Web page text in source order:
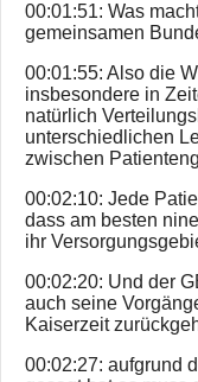
00:01:51: Was
gemeinsamen
00:01:55: Also die
insbesondere in
natürlich
unterschiedlichen
zwischen
00:02:10: Jede
dass am besten
ihr
00:02:20: Und der
auch seine
Kaiserzeit
00:02:27: aufgrund